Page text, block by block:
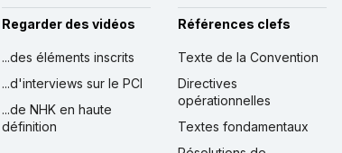
Regarder des vidéos
...des éléments inscrits
...d'interviews sur le PCI
...de NHK en haute
définition
Références clefs
Texte de la Convention
Directives
opérationnelles
Textes fondamentaux